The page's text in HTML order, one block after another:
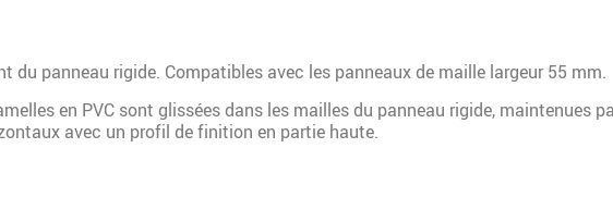
du panneau rigide. Compatibles avec les panneaux de maille largeur 55 mm.
en PVC sont glissées dans les mailles du panneau rigide, maintenues
avec un profil de finition en partie haute.